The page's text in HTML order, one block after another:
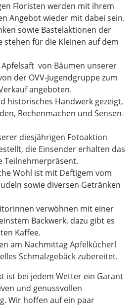
Floristen werden mit ihrem
Angebot wieder mit dabei sein.
sowie Bastelaktionen der
stehen für die Kleinen auf dem
von Bäumen unserer
der OVV-Jugendgruppe zum
angeboten.
historisches Handwerk gezeigt,
Rechenmachen und Sensen-
diesjährigen Fotoaktion
die Einsender erhalten das
Teilnehmerpräsent.
Wohl ist mit Deftigem vom
sowie diversen Getränken
verwöhnen mit einer
Backwerk, dazu gibt es
Kaffee.
am Nachmittag Apfelkücherl
Schmalzgebäck zubereitet.
ist bei jedem Wetter ein Garant
und genussvollen
Wir hoffen auf ein paar